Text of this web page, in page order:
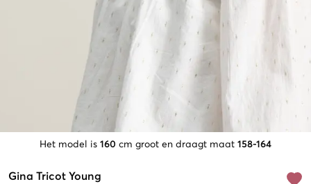
Het model is 160 cm groot en draagt maat 158-164
Gina Tricot Young